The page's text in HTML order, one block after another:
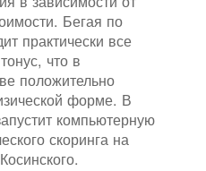
Бегая по
практически все
что в
положительно
форме. В
компьютерную
скоринга на